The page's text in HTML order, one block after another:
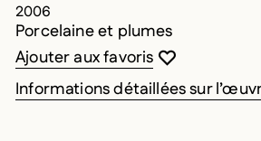
2006
Porcelaine et plumes
Vous devez être
Fermer la modale
Ouvrir la modale
Ajouter aux favoris
Informations détaillées sur